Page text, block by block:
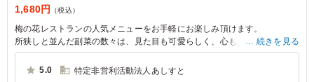
1,680円 （税込）
梅の花レストランの人気メニューをお手軽にお楽しみ頂けます。
所狭しと並んだ副菜の数々は、見た目も可愛らしく、心もお腹も満たして
くれる逸品。
続きを見る
5.0 特定非営利活動法人あしすと